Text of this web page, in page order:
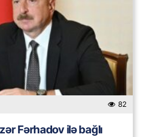
82
Fərhadov ilə bağlı